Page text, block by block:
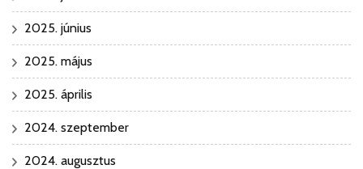
2025. június
2025. május
2025. április
2024. szeptember
2024. augusztus